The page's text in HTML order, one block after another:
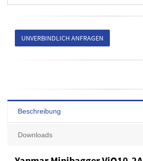
UNVERBINDLICH ANFRAGEN
Beschreibung
Downloads